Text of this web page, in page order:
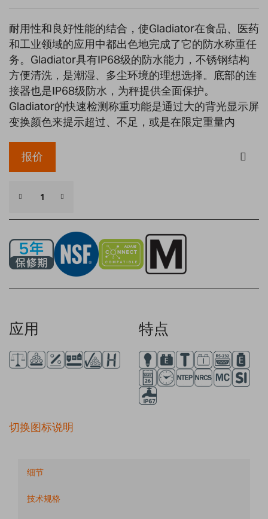
耐用性和良好性能的结合，使Gladiator在食品、医药
和工业领域的应用中都出色地完成了它的防水称重任
务。Gladiator具有IP68级的防水能力，不锈钢结构
方便清洗，是潮湿、多尘环境的理想选择。底部的连
接器也是IP68级防水，为秤提供全面保护。
Gladiator的快速检测称重功能是通过大的背光显示屏
变换颜色来提示超过、不足，或是在限定重量内
报价
应用 特点
切换图标说明
细节
技术规格